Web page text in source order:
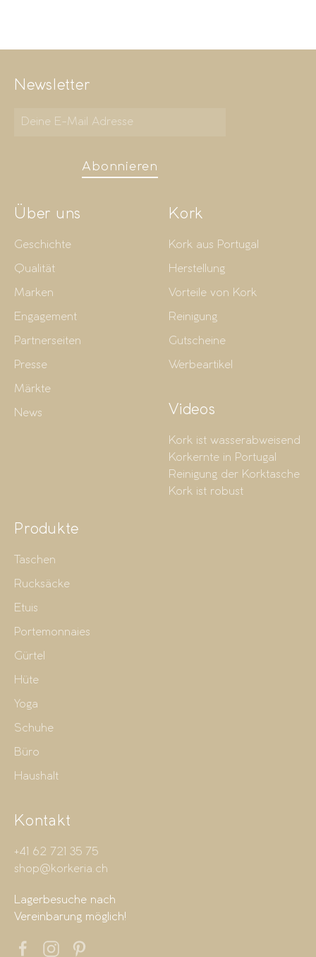
Newsletter
Abonnieren
Über uns
Geschichte
Qualität
Marken
Engagement
Partnerseiten
Presse
Märkte
News
Kork
Kork aus Portugal
Herstellung
Vorteile von Kork
Reinigung
Gutscheine
Werbeartikel
Videos
Kork ist wasserabweisend
Korkernte in Portugal
Reinigung der Korktasche
Kork ist robust
Produkte
Taschen
Rucksäcke
Etuis
Portemonnaies
Gürtel
Hüte
Yoga
Schuhe
Büro
Haushalt
Kontakt
+41 62 721 35 75
shop@korkeria.ch
Lagerbesuche nach
Vereinbarung möglich!